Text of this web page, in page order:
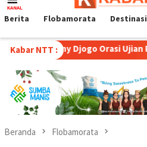
Mobile
Berita Flobamorata Destinasi
Kabar NTT :
Orasi Ujian Promosi Doktor
Beranda Flobamorata